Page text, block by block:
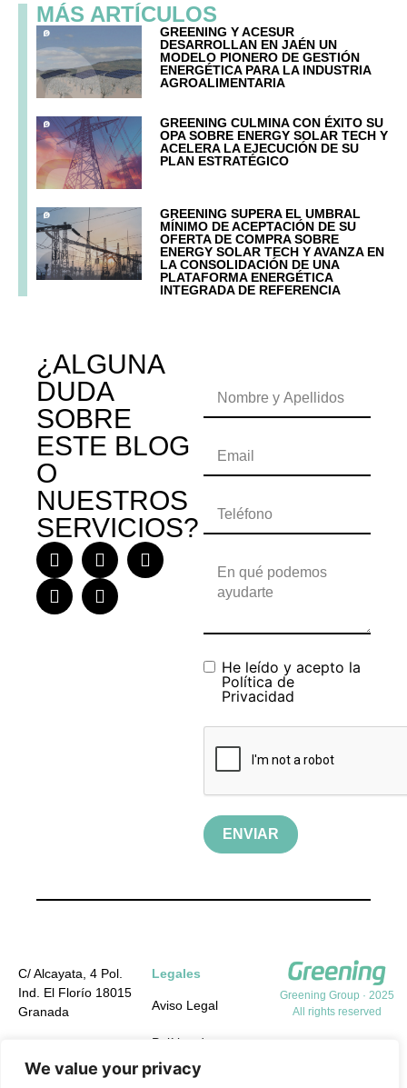
We value your privacy
MÁS ARTÍCULOS
GREENING Y ACESUR
DESARROLLAN EN JAÉN UN
MODELO PIONERO DE GESTIÓN
ENERGÉTICA PARA LA INDUSTRIA
AGROALIMENTARIA
GREENING CULMINA CON ÉXITO SU
OPA SOBRE ENERGY SOLAR TECH Y
ACELERA LA EJECUCIÓN DE SU
PLAN ESTRATÉGICO
GREENING SUPERA EL UMBRAL
MÍNIMO DE ACEPTACIÓN DE SU
OFERTA DE COMPRA SOBRE
ENERGY SOLAR TECH Y AVANZA EN
LA CONSOLIDACIÓN DE UNA
PLATAFORMA ENERGÉTICA
INTEGRADA DE REFERENCIA
¿ALGUNA
DUDA
SOBRE
ESTE BLOG
O
NUESTROS
SERVICIOS?
He leído y acepto la
Política de
Privacidad
ENVIAR
C/ Alcayata, 4 Pol.
Ind. El Florío 18015
Granada
info@greening-
Legales
Aviso Legal
Política de
Privacidad
Greening Group · 2025
All rights reserved